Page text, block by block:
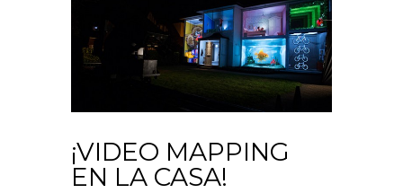
¡VIDEO MAPPING
EN LA CASA!